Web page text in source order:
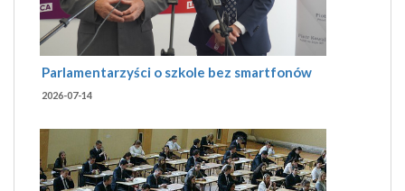
Parlamentarzyści o szkole bez smartfonów
2026-07-14